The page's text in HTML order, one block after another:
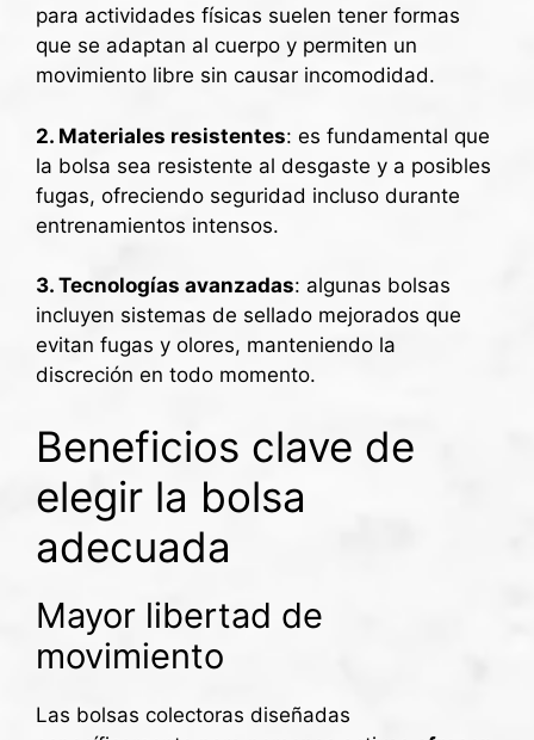
para actividades físicas suelen tener formas
que se adaptan al cuerpo y permiten un
movimiento libre sin causar incomodidad.
2. Materiales resistentes: es fundamental que
la bolsa sea resistente al desgaste y a posibles
fugas, ofreciendo seguridad incluso durante
entrenamientos intensos.
3. Tecnologías avanzadas: algunas bolsas
incluyen sistemas de sellado mejorados que
evitan fugas y olores, manteniendo la
discreción en todo momento.
Beneficios clave de
elegir la bolsa
adecuada
Mayor libertad de
movimiento
Las bolsas colectoras diseñadas